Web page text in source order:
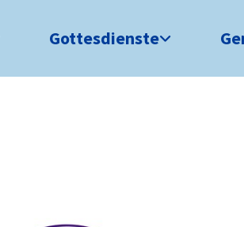
Gottesdienste